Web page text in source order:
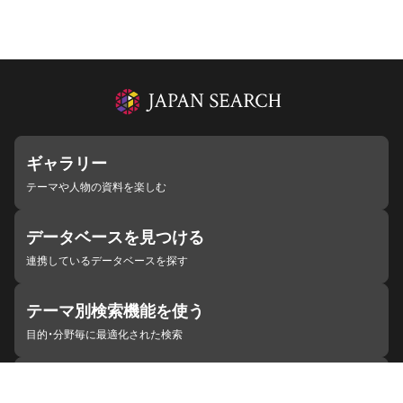
ギャラリー
テーマや人物の資料を楽しむ
データベースを見つける
連携しているデータベースを探す
テーマ別検索機能を使う
目的・分野毎に最適化された検索